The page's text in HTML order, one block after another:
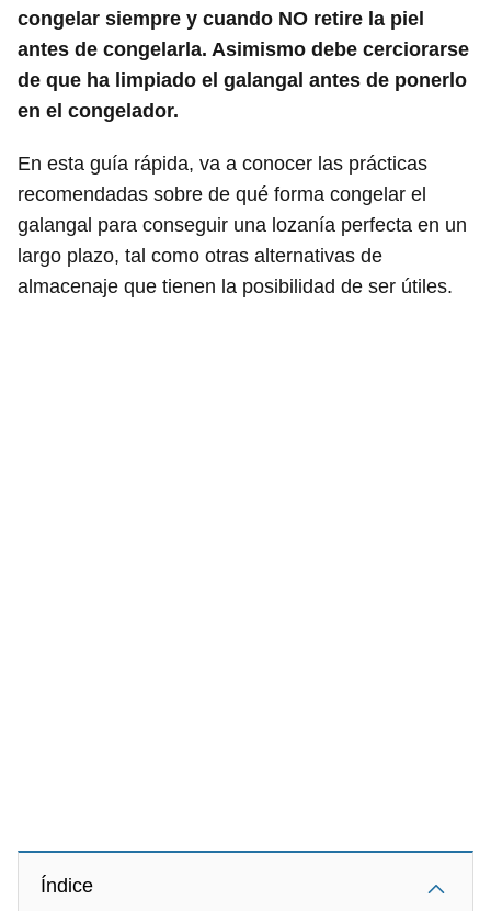
congelar siempre y cuando NO retire la piel
antes de congelarla. Asimismo debe cerciorarse
de que ha limpiado el galangal antes de ponerlo
en el congelador.
En esta guía rápida, va a conocer las prácticas
recomendadas sobre de qué forma congelar el
galangal para conseguir una lozanía perfecta en un
largo plazo, tal como otras alternativas de
almacenaje que tienen la posibilidad de ser útiles.
Índice